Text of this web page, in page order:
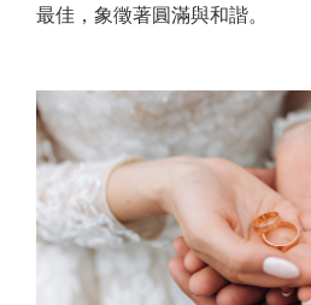
最佳，象徵著圓滿與和諧。